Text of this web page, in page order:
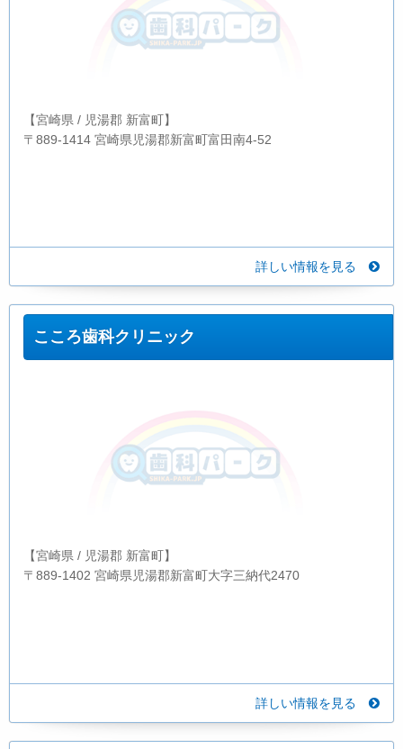
【宮崎県 / 児湯郡 新富町】
〒889-1414 宮崎県児湯郡新富町富田南4-52
詳しい情報を見る
こころ歯科クリニック
【宮崎県 / 児湯郡 新富町】
〒889-1402 宮崎県児湯郡新富町大字三納代2470
詳しい情報を見る